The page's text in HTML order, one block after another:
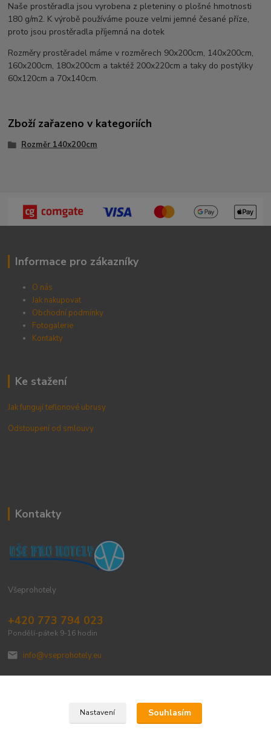
Naše prostěradla jsou vyrobena z pleteniny o plošné hmotnosti
180 g/m2. K výrobě používáme pouze velmi jemné česané příze,
proto jsou prostěradla příjemná na dotek
Rozměry prostěradel máme v rozměrech 90x200cm, 140x200cm,
160x200cm, 180x200cm a taktéž 200x220cm a taky do postýlky
60x120cm a 70x140cm.
Zboží zařazeno v kategoriích
Rozměr 140x200cm
Informace pro zákazníky
O nás
Jak nakupovat
Obchodní podmínky
Fotogalerie
Kontakty
Ke stažení
Jak fungují teflonové ubrusy
Odstoupení od smlouvy
Kontakty
Všeprohotely
+420 773 794 023
Pondělí-pátek 9-16 hodin
info@vseprohotely.eu
Upravit sběr cookies.
Nastavení Souhlasím